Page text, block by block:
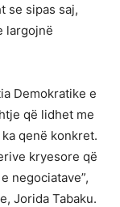
se sipas saj,
largojnë
Demokratike e
që lidhet me
qenë konkret.
kryesore që
negociatave”,
Jorida Tabaku.